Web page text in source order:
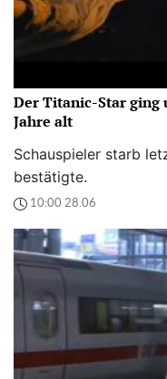
Der Titanic-Star ging
Jahre alt
Schauspieler starb
bestätigte.
10:00 28.06